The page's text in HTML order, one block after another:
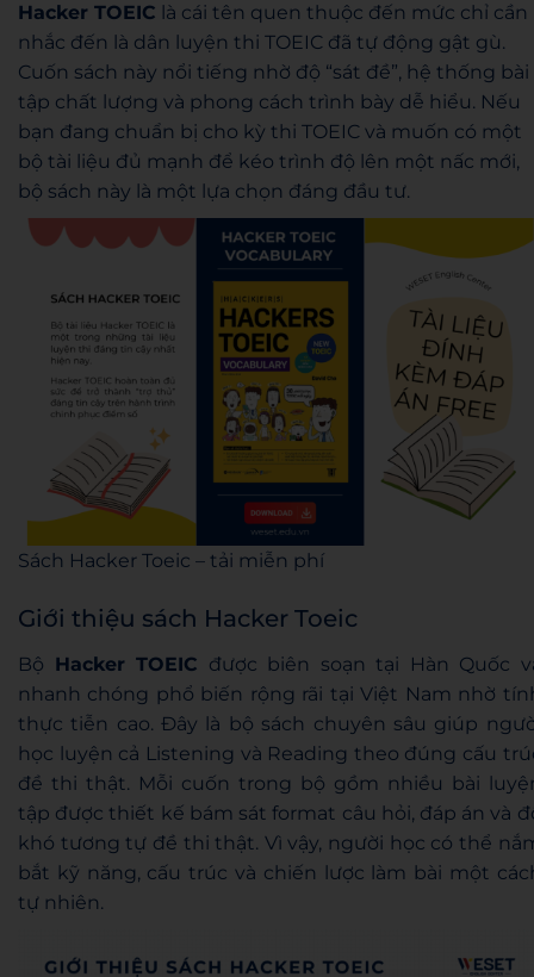
Hacker TOEIC là cái tên quen thuộc đến mức chỉ cần
nhắc đến là dân luyện thi TOEIC đã tự động gật gù.
Cuốn sách này nổi tiếng nhờ độ “sát đề”, hệ thống bài
tập chất lượng và phong cách trình bày dễ hiểu. Nếu
bạn đang chuẩn bị cho kỳ thi TOEIC và muốn có một
bộ tài liệu đủ mạnh để kéo trình độ lên một nấc mới,
bộ sách này là một lựa chọn đáng đầu tư.
Sách Hacker Toeic – tải miễn phí
Giới thiệu sách Hacker Toeic
Bộ Hacker TOEIC được biên soạn tại Hàn Quốc
nhanh chóng phổ biến rộng rãi tại Việt Nam nhờ
thực tiễn cao. Đây là bộ sách chuyên sâu giúp
học luyện cả Listening và Reading theo đúng cấu
đề thi thật. Mỗi cuốn trong bộ gồm nhiều bài
tập được thiết kế bám sát format câu hỏi, đáp án và
khó tương tự đề thi thật. Vì vậy, người học có thể
bắt kỹ năng, cấu trúc và chiến lược làm bài một
tự nhiên.